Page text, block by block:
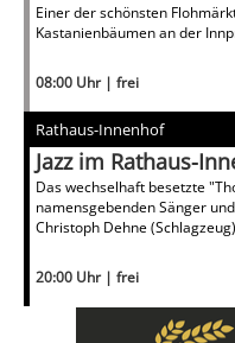
Einer der schönsten
Kastanienbäumen an der
08:00 Uhr | frei
Rathaus-Innenhof
Jazz im Rathaus-
Das wechselhaft besetzte
namensgebenden Sänger
Christoph Dehne
20:00 Uhr | frei